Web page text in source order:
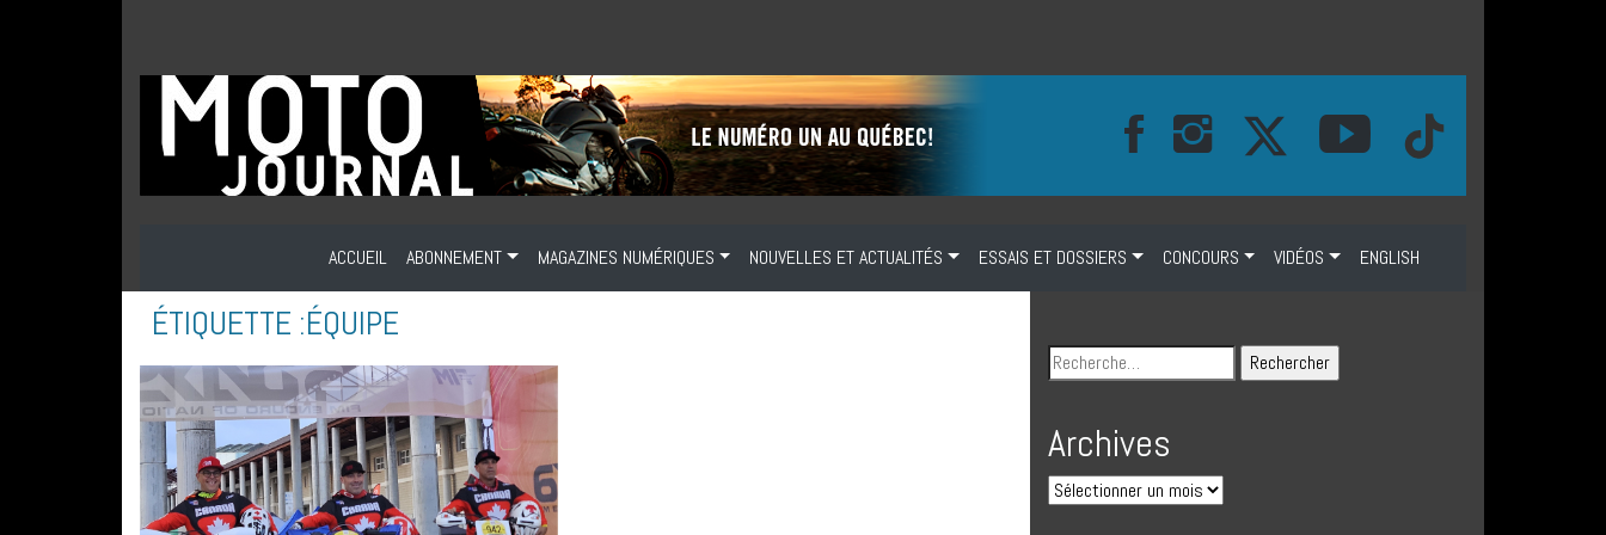
ACCUEIL ABONNEMENT MAGAZINES NUMÉRIQUES NOUVELLES ET ACTUALITÉS ESSAIS ET DOSSIERS CONCOURS VIDÉOS ENGLISH
ÉTIQUETTE :ÉQUIPE
Archives